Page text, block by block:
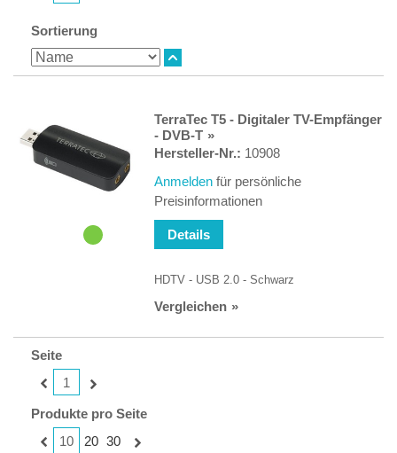
Sortierung
TerraTec T5 - Digitaler TV-Empfänger
- DVB-T
Hersteller-Nr.: 10908
Anmelden für persönliche
Preisinformationen
Details
HDTV - USB 2.0 - Schwarz
Vergleichen
Seite
1
Produkte pro Seite
10
20 30